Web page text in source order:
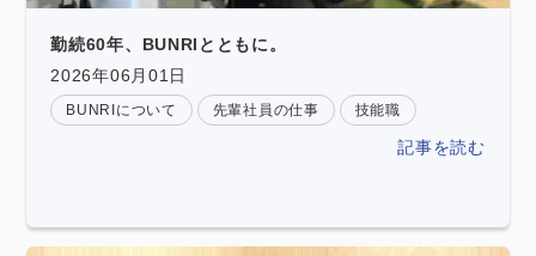
勤続60年、BUNRIとともに。
2026年06月01日
BUNRIについて 先輩社員の仕事 技能職
記事を読む